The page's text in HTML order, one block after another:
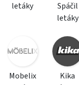
letáky
Spáčil
letáky
Mobelix
Kika